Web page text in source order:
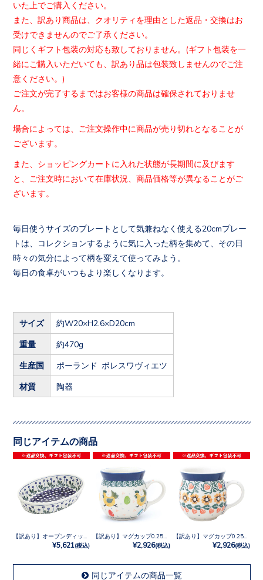
いた 上でご購入ください。
また、訳あり商品は、クオリティを理由とした返品・交換はお
受けできませんのでご了承ください。
同じくギフト包装の対応も致しておりません。(ギフト包装を一
緒にご購入いただいても、 訳あり品は包装致しませんのでご注
意ください。)
ご注文が完了するまではお客様の商品は確保されておりませ
ん。
場合によっては、
ご注文操作中に商品が売り切れとなることが
ございます。
また、ショッピングカートに入れた状態が長期間に及びます
と、
ご注文時において在庫状況、 商品価格等が異なることがご
ざいます。
毎日使うサイズのプレートとして気兼ねなく使える20cmプレー
トは、コレクションするように気に入った柄を集めて、その日
時々の気分によって柄を変えて使ってみよう。
毎日の食卓がいつもより楽しくなります。
サイズ 約W20×H2.6×D20cm
重量 約470g
生産国 ポーランド ボレスワヴィエツ
材質 陶器
同じアイテムの商品
¥5,621 (税込) ¥2,926(税込)
【訳あり】マグカップ0.25L No.858
¥2,926(税込)
同じアイテムの商品一覧